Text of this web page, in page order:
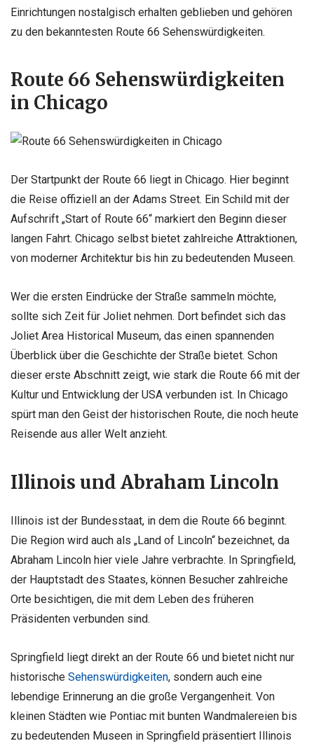
Einrichtungen nostalgisch erhalten geblieben und gehören
zu den bekanntesten Route 66 Sehenswürdigkeiten.
Route 66 Sehenswürdigkeiten
in Chicago
Der Startpunkt der Route 66 liegt in Chicago. Hier beginnt
die Reise offiziell an der Adams Street. Ein Schild mit der
Aufschrift „Start of Route 66“ markiert den Beginn dieser
langen Fahrt. Chicago selbst bietet zahlreiche Attraktionen,
von moderner Architektur bis hin zu bedeutenden Museen.
Wer die ersten Eindrücke der Straße sammeln möchte,
sollte sich Zeit für Joliet nehmen. Dort befindet sich das
Joliet Area Historical Museum, das einen spannenden
Überblick über die Geschichte der Straße bietet. Schon
dieser erste Abschnitt zeigt, wie stark die Route 66 mit der
Kultur und Entwicklung der USA verbunden ist. In Chicago
spürt man den Geist der historischen Route, die noch heute
Reisende aus aller Welt anzieht.
Illinois und Abraham Lincoln
Illinois ist der Bundesstaat, in dem die Route 66 beginnt.
Die Region wird auch als „Land of Lincoln“ bezeichnet, da
Abraham Lincoln hier viele Jahre verbrachte. In Springfield,
der Hauptstadt des Staates, können Besucher zahlreiche
Orte besichtigen, die mit dem Leben des früheren
Präsidenten verbunden sind.
Springfield liegt direkt an der Route 66 und bietet nicht nur
historische Sehenswürdigkeiten, sondern auch eine
lebendige Erinnerung an die große Vergangenheit. Von
kleinen Städten wie Pontiac mit bunten Wandmalereien bis
zu bedeutenden Museen in Springfield präsentiert Illinois